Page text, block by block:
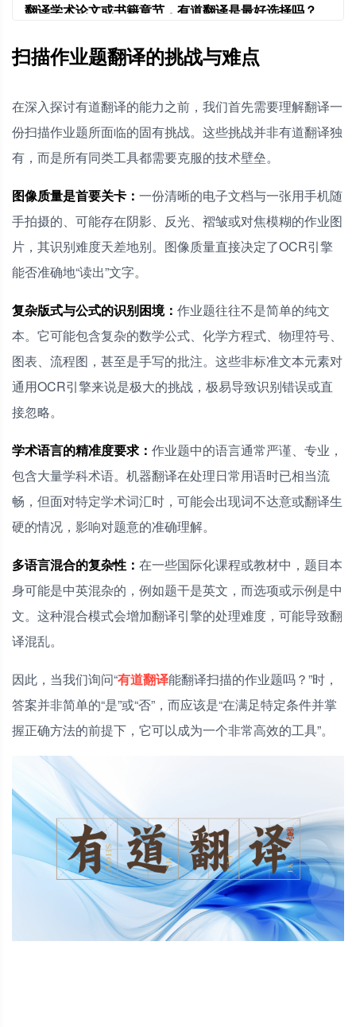
翻译学术论文或书籍章节，有道翻译是最好选择吗？
扫描作业题翻译的挑战与难点
在深入探讨有道翻译的能力之前，我们首先需要理解翻译一
份扫描作业题所面临的固有挑战。这些挑战并非有道翻译独
有，而是所有同类工具都需要克服的技术壁垒。
图像质量是首要关卡： 一份清晰的电子文档与一张用手机随
手拍摄的、可能存在阴影、反光、褶皱或对焦模糊的作业图
片，其识别难度天差地别。图像质量直接决定了OCR引擎
能否准确地“读出”文字。
复杂版式与公式的识别困境： 作业题往往不是简单的纯文
本。它可能包含复杂的数学公式、化学方程式、物理符号、
图表、流程图，甚至是手写的批注。这些非标准文本元素对
通用OCR引擎来说是极大的挑战，极易导致识别错误或直
接忽略。
学术语言的精准度要求： 作业题中的语言通常严谨、专业，
包含大量学科术语。机器翻译在处理日常用语时已相当流
畅，但面对特定学术词汇时，可能会出现词不达意或翻译生
硬的情况，影响对题意的准确理解。
多语言混合的复杂性： 在一些国际化课程或教材中，题目本
身可能是中英混杂的，例如题干是英文，而选项或示例是中
文。这种混合模式会增加翻译引擎的处理难度，可能导致翻
译混乱。
因此，当我们询问“有道翻译能翻译扫描的作业题吗？”时，
答案并非简单的“是”或“否”，而应该是“在满足特定条件并掌
握正确方法的前提下，它可以成为一个非常高效的工具”。